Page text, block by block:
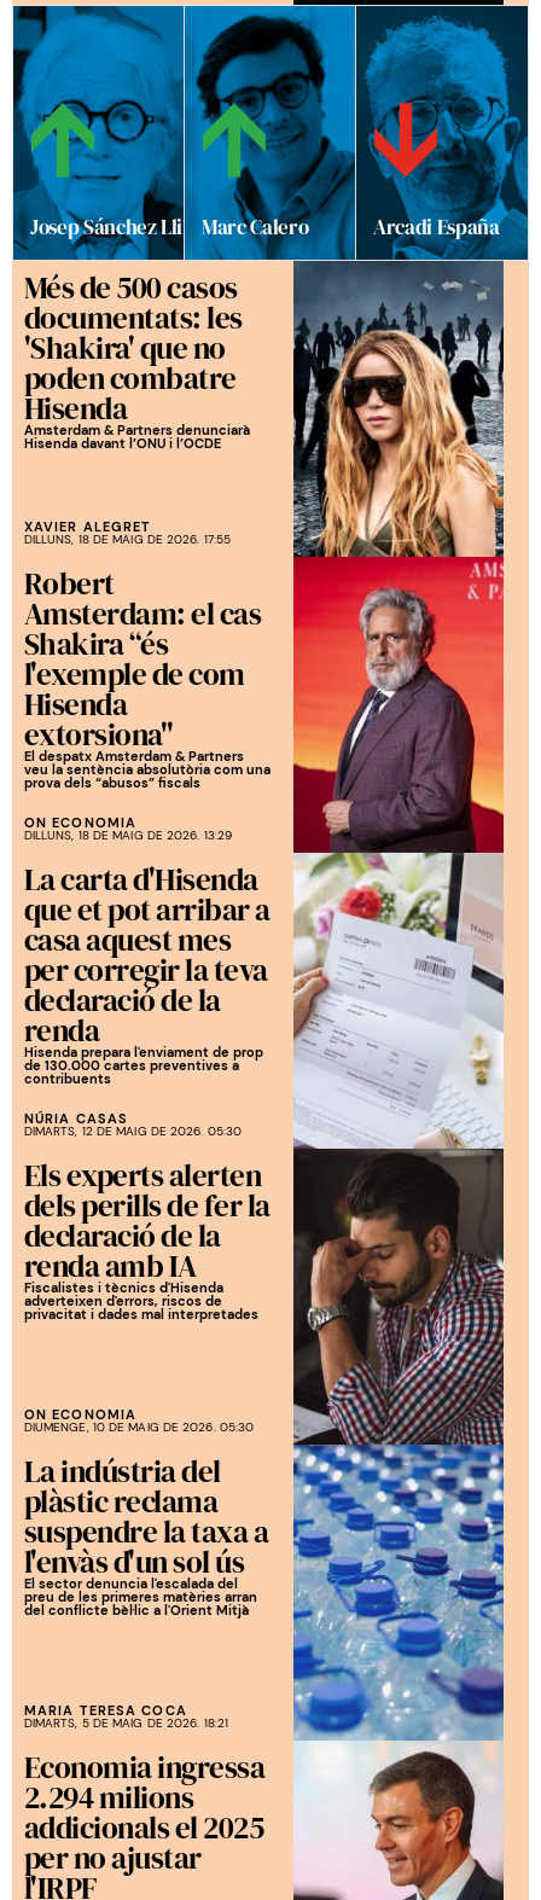
Josep Sánchez LlibreMarc Calero Arcadi España
Més de 500 casos
documentats: les
'Shakira' que no
poden combatre
Hisenda
Amsterdam & Partners denunciarà
Hisenda davant l’ONU i l’OCDE
XAVIER ALEGRET
DILLUNS, 18 DE MAIG DE 2026. 17:55
Robert
Amsterdam: el cas
Shakira “és
l'exemple de com
Hisenda
extorsiona"
El despatx Amsterdam & Partners
veu la sentència absolutòria com una
prova dels “abusos” fiscals
ON ECONOMIA
DILLUNS, 18 DE MAIG DE 2026. 13:29
La carta d'Hisenda
que et pot arribar a
casa aquest mes
per corregir la teva
declaració de la
renda
Hisenda prepara l'enviament de prop
de 130.000 cartes preventives a
contribuents
NÚRIA CASAS
DIMARTS, 12 DE MAIG DE 2026. 05:30
Els experts alerten
dels perills de fer la
declaració de la
renda amb IA
Fiscalistes i tècnics d'Hisenda
adverteixen d'errors, riscos de
privacitat i dades mal interpretades
ON ECONOMIA
DIUMENGE, 10 DE MAIG DE 2026. 05:30
La indústria del
plàstic reclama
suspendre la taxa a
l'envàs d'un sol ús
El sector denuncia l'escalada del
preu de les primeres matèries arran
del conflicte bèl·lic a l'Orient Mitjà
MARIA TERESA COCA
DIMARTS, 5 DE MAIG DE 2026. 18:21
Economia ingressa
2.294 milions
addicionals el 2025
per no ajustar
l'IRPF